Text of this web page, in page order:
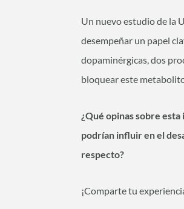
Un nuevo estudio de la
desempeñar un papel
dopaminérgicas, dos
bloquear este
¿Qué opinas sobre
podrían influir en el
respecto?
¡Comparte tu